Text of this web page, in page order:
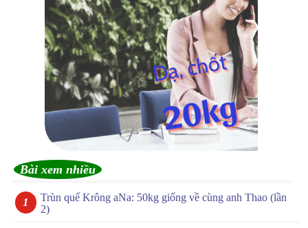
Bài xem nhiều
Trùn quế Krông aNa: 50kg giống về cùng anh Thao (lần
2)